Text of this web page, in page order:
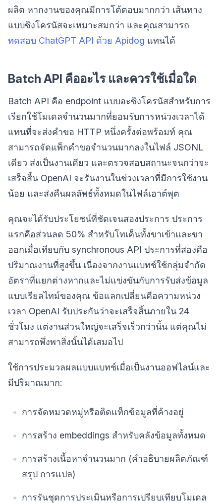
ผลิต หากงานของคุณมีการโต้ตอบมากกว่า เส้นทาง
แบบซิงโครนัสจะเหมาะสมกว่า และคุณสามารถ
ทดสอบ ChatGPT API ด้วย Apidog แทนได้
Batch API คืออะไร และควรใช้เมื่อใด
Batch API คือ endpoint แบบอะซิงโครนัสสำหรับการ
เรียกใช้โมเดลจำนวนมากที่ยอมรับการหน่วงเวลาได้
แทนที่จะส่งคำขอ HTTP หนึ่งครั้งต่อพร้อมท์ คุณ
สามารถจัดแพ็กคำขอจำนวนมากลงในไฟล์ JSONL
เดียว ส่งเป็นงานเดียว และตรวจสอบสถานะจนกว่าจะ
เสร็จสิ้น OpenAI จะรันงานในช่วงเวลาที่มีการใช้งาน
น้อย และส่งคืนผลลัพธ์ทั้งหมดในไฟล์เอาต์พุต
คุณจะได้รับประโยชน์ที่ชัดเจนสองประการ ประการ
แรกคือส่วนลด 50% สำหรับโทเค็นทั้งขาเข้าและขา
ออกเมื่อเทียบกับ synchronous API ประการที่สองคือ
ปริมาณงานที่สูงขึ้น เนื่องจากงานแบทช์ใช้กลุ่มจำกัด
อัตราที่แยกต่างหากและไม่แข่งขันกับการรับส่งข้อมูล
แบบเรียลไทม์ของคุณ ข้อแลกเปลี่ยนคือความหน่วง
เวลา OpenAI รับประกันว่าจะเสร็จสิ้นภายใน 24
ชั่วโมง แต่งานส่วนใหญ่จะเสร็จเร็วกว่านั้น แต่คุณไม่
สามารถพึ่งพาสิ่งนั้นได้เสมอไป
ใช้การประมวลผลแบบแบทช์เมื่อเป็นงานออฟไลน์และ
มีปริมาณมาก:
การจัดหมวดหมู่หรือติดแท็กข้อมูลที่ค้างอยู่
การสร้าง embeddings สำหรับคลังข้อมูลทั้งหมด
การสร้างเนื้อหาจำนวนมาก (คำอธิบายผลิตภัณฑ์
สรุป การแปล)
การรันชุดการประเมินหรือการเปรียบเทียบโมเดล